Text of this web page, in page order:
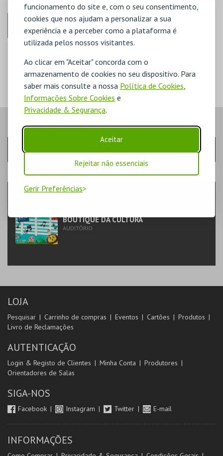
funcionamento do site e, com o seu consentimento,
cookies que nos ajudam a personalizar a sua
experiência e a perceber como a plataforma é
utilizada pelos nossos visitantes.
Ao clicar em "Aceitar" concorda com o
armazenamento de cookies no seu dispositivo. Para
saber mais consulte a nossa Política de Cookies
Informações Sobre Cookies e
Privacidade & Segurança.
Aceitar
Rejeitar não essenciais
Gerir Preferências
ANTERIOR
POUCO DISPONÍVEL
PASSO- SESSÃO
Escolha a sessão pretendida
PASSO- EVENTO
BICHOLÉ
BOUTIQUE DA CULTURA
AUDITÓRIO
LOJA
Pesquisar Carrinho de compras Eventos Cartões
Produtos
Livro de Reclamações
AUTENTICAÇÃO
Login & Registo de Clientes Minha Conta
Produtores
Orientadores de Salas
SIGA-NOS
Facebook Instagram Twitter E-mail
INFORMAÇÕES